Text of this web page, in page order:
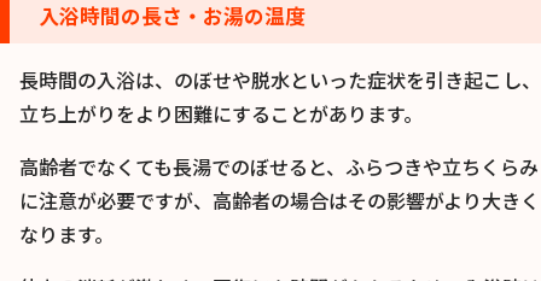
入浴時間の長さ・お湯の温度
長時間の入浴は、のぼせや脱水といった症状を引き起こし、
立ち上がりをより困難にすることがあります。
高齢者でなくても長湯でのぼせると、ふらつきや立ちくらみ
に注意が必要ですが、高齢者の場合はその影響がより大きく
なります。